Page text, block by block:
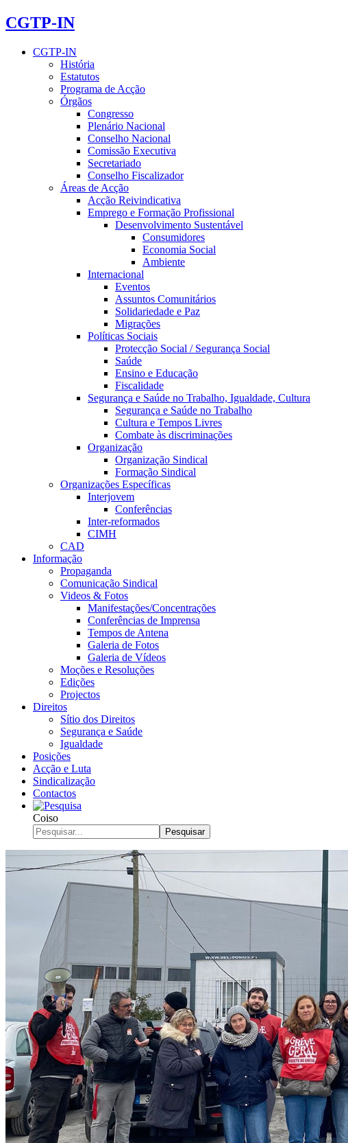
CGTP-IN
CGTP-IN
História
Estatutos
Programa de Acção
Órgãos
Congresso
Plenário Nacional
Conselho Nacional
Comissão Executiva
Secretariado
Conselho Fiscalizador
Áreas de Acção
Acção Reivindicativa
Emprego e Formação Profissional
Desenvolvimento Sustentável
Consumidores
Economia Social
Ambiente
Internacional
Eventos
Assuntos Comunitários
Solidariedade e Paz
Migrações
Políticas Sociais
Protecção Social / Segurança Social
Saúde
Ensino e Educação
Fiscalidade
Segurança e Saúde no Trabalho, Igualdade, Cultura
Segurança e Saúde no Trabalho
Cultura e Tempos Livres
Combate às discriminações
Organização
Organização Sindical
Formação Sindical
Organizações Específicas
Interjovem
Conferências
Inter-reformados
CIMH
CAD
Informação
Propaganda
Comunicação Sindical
Videos & Fotos
Manifestações/Concentrações
Conferências de Imprensa
Tempos de Antena
Galeria de Fotos
Galeria de Vídeos
Moções e Resoluções
Edições
Projectos
Direitos
Sítio dos Direitos
Segurança e Saúde
Igualdade
Posições
Acção e Luta
Sindicalização
Contactos
Coiso
Pesquisar